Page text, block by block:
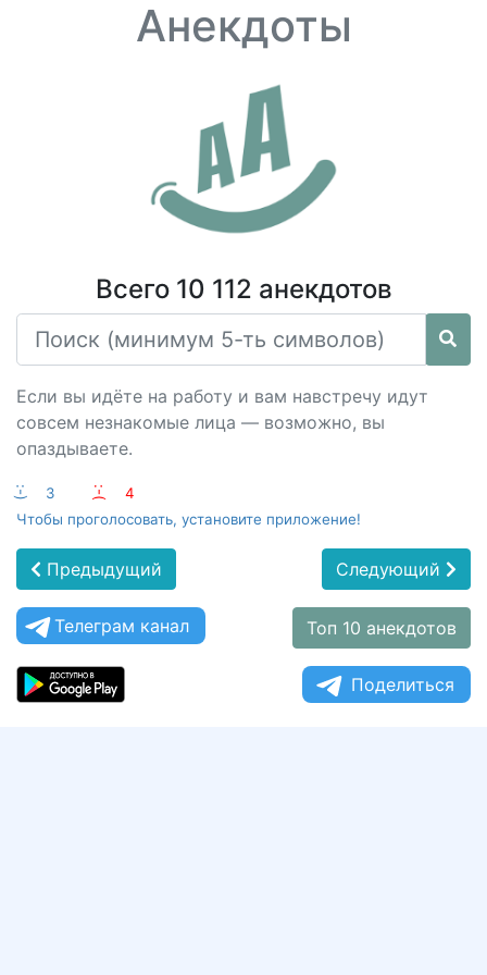
Анекдоты
Всего 10 112 анекдотов
Если вы идёте на работу и вам навстречу идут
совсем незнакомые лица — возможно, вы
опаздываете.
:-) 3 :-(
4
Чтобы проголосовать, установите приложение!
Предыдущий Следующий
Телеграм канал Топ 10 анекдотов
Поделиться